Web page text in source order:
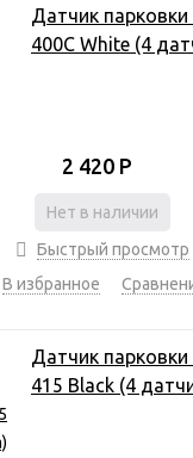
Датчик парковки
400C White (4
2 420 Р
Нет в наличии
Быстрый просмотр
В избранное
Датчик парковки
415 Black (4